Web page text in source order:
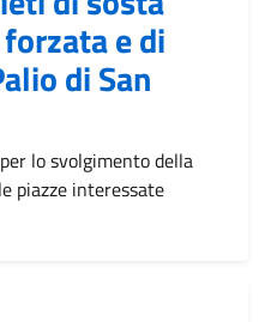
e di
di San
lo svolgimento della
piazze interessate